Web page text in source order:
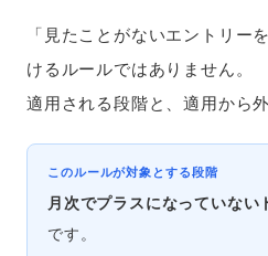
「見たことがないエントリー
けるルールではありません。
適用される段階と、適用から
このルールが対象とする段階
月次でプラスになっていない
です。